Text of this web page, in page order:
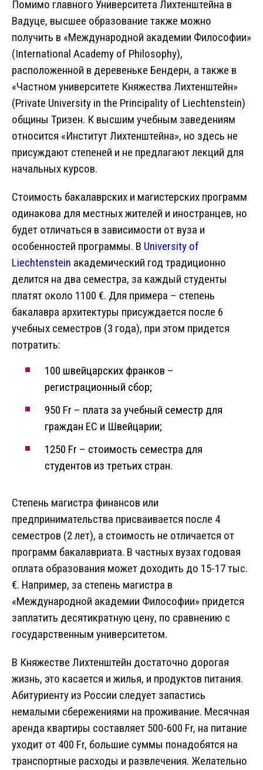
Помимо главного Университета Лихтенштейна в
Вадуце, высшее образование также можно
получить в «Международной академии Философии»
(International Academy of Philosophy),
расположенной в деревеньке Бендерн, а также в
«Частном университете Княжества Лихтенштейн»
(Private University in the Principality of Liechtenstein)
общины Тризен. К высшим учебным заведениям
относится «Институт Лихтенштейна», но здесь не
присуждают степеней и не предлагают лекций для
начальных курсов.
Стоимость бакалаврских и магистерских программ
одинакова для местных жителей и иностранцев, но
будет отличаться в зависимости от вуза и
особенностей программы. В University of
Liechtenstein академический год традиционно
делится на два семестра, за каждый студенты
платят около 1100 €. Для примера – степень
бакалавра архитектуры присуждается после 6
учебных семестров (3 года), при этом придется
потратить:
100 швейцарских франков –
регистрационный сбор;
950 Fr – плата за учебный семестр для
граждан ЕС и Швейцарии;
1250 Fr – стоимость семестра для
студентов из третьих стран.
Степень магистра финансов или
предпринимательства присваивается после 4
семестров (2 лет), а стоимость не отличается от
программ бакалавриата. В частных вузах годовая
оплата образования может доходить до 15-17 тыс.
€. Например, за степень магистра в
«Международной академии Философии» придется
заплатить десятикратную цену, по сравнению с
государственным университетом.
В Княжестве Лихтенштейн достаточно дорогая
жизнь, это касается и жилья, и продуктов питания.
Абитуриенту из России следует запастись
немалыми сбережениями на проживание. Месячная
аренда квартиры составляет 500-600 Fr, на питание
уходит от 400 Fr, большие суммы понадобятся на
транспортные расходы и развлечения. Желательно